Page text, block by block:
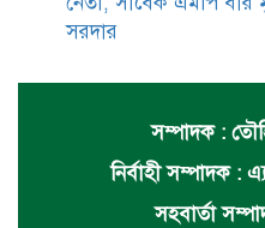
সরদার
সম্পাদক :
নির্বাহী সম্পাদক :
সহবার্তা